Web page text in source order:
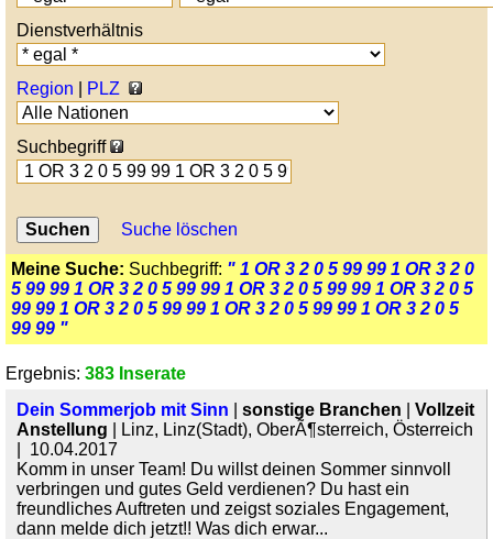
Dienstverhältnis
Region PLZ
Suchbegriff
Suche löschen
Meine Suche: Suchbegriff: " 1 OR 3 2 0 5 99 99 1 OR 3 2 0
5 99 99 1 OR 3 2 0 5 99 99 1 OR 3 2 0 5 99 99 1 OR 3 2 0 5
99 99 1 OR 3 2 0 5 99 99 1 OR 3 2 0 5 99 99 1 OR 3 2 0 5
99 99 "
Ergebnis: 383 Inserate
Dein Sommerjob mit Sinn
sonstige Branchen
Vollzeit
Anstellung | Linz, Linz(Stadt), OberÃ¶sterreich, Österreich
| 10.04.2017
Komm in unser Team! Du willst deinen Sommer sinnvoll
verbringen und gutes Geld verdienen? Du hast ein
freundliches Auftreten und zeigst soziales Engagement,
dann melde dich jetzt!! Was dich erwar...